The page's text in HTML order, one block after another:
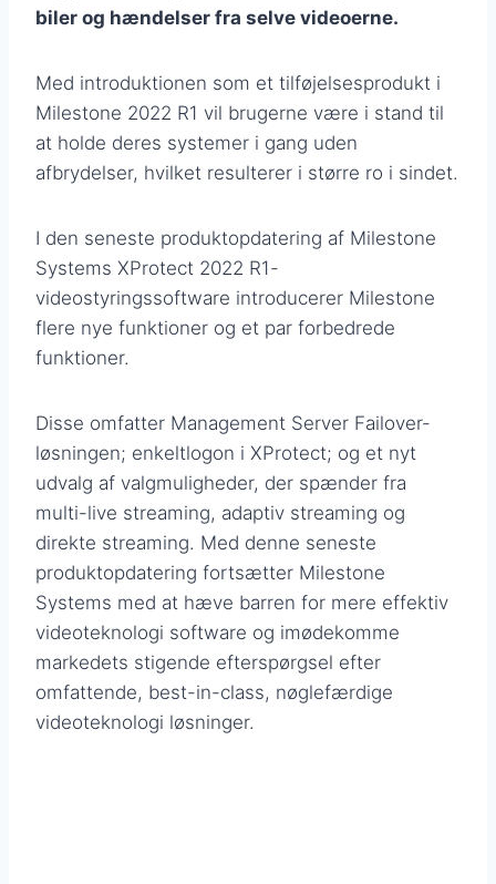
biler og hændelser fra selve videoerne.
Med introduktionen som et tilføjelsesprodukt i
Milestone 2022 R1 vil brugerne være i stand til
at holde deres systemer i gang uden
afbrydelser, hvilket resulterer i større ro i sindet.
I den seneste produktopdatering af Milestone
Systems XProtect 2022 R1-
videostyringssoftware introducerer Milestone
flere nye funktioner og et par forbedrede
funktioner.
Disse omfatter Management Server Failover-
løsningen; enkeltlogon i XProtect; og et nyt
udvalg af valgmuligheder, der spænder fra
multi-live streaming, adaptiv streaming og
direkte streaming. Med denne seneste
produktopdatering fortsætter Milestone
Systems med at hæve barren for mere effektiv
videoteknologi software og imødekomme
markedets stigende efterspørgsel efter
omfattende, best-in-class, nøglefærdige
videoteknologi løsninger.